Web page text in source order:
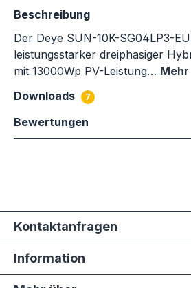
Beschreibung
Der Deye SUN-10K-SG04LP3-
leistungsstarker dreiphasiger
mit 13000Wp PV-Leistung… Mehr
Downloads
7
Bewertungen
Kontaktanfragen
Information